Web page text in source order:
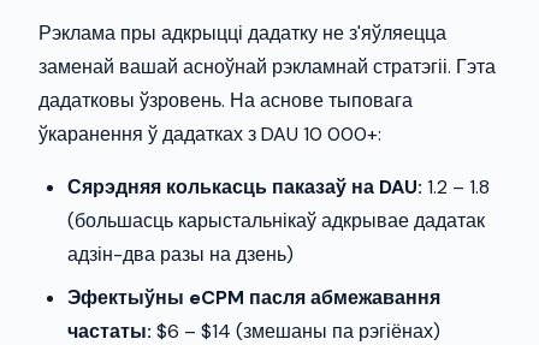
Рэклама пры адкрыцці дадатку не з'яўляецца
заменай вашай асноўнай рэкламнай стратэгіі. Гэта
дадатковы ўзровень. На аснове тыповага
ўкаранення ў дадатках з DAU 10 000+:
Сярэдняя колькасць паказаў на DAU: 1.2 – 1.8
(большасць карыстальнікаў адкрывае дадатак
адзін-два разы на дзень)
Эфектыўны eCPM пасля абмежавання
частаты: $6 – $14 (змешаны па рэгіёнах)